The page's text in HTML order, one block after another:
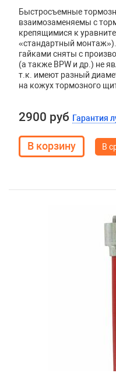
Быстросъемные
взаимозаменяемы с
крепящимися к
«стандартный
гайками сняты с
(а также BPWи др.) не
т.к. имеют разный
на кожух тормозного
2900 руб Гарантия
В